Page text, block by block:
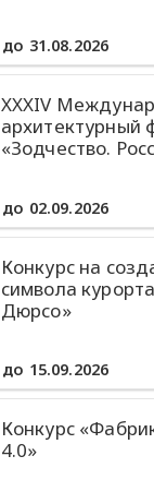
до 31.08.2026
XXXIV
архитектурный
«Зодчество.
до 02.09.2026
Конкурс на
символа
Дюрсо»
до 15.09.2026
Конкурс
4.0»